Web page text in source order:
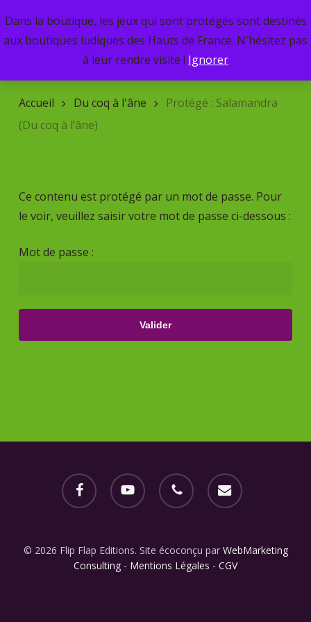
Dans la boutique, les jeux qui sont protégés sont destinés
aux boutiques ludiques des Hauts de France. N'hésitez pas
à leur rendre visite ! Ignorer
to
main
produits
Menu
Accueil Du coq à l'âne
Protégé : Salamandra
(Du coq à l’âne)
Ce contenu est protégé par un mot de passe. Pour
le voir, veuillez saisir votre mot de passe ci-dessous :
Mot de passe :
facebook youtube phone email
© 2026 Flip Flap Editions. Site écoconçu par WebMarketing
Consulting - Mentions Légales - CGV